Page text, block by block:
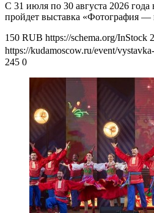
С 31 июля по 30 августа 2026
пройдет выставка «Фотография —
150 RUB https://schema.org/InStock
https://kudamoscow.ru/event/
245 0